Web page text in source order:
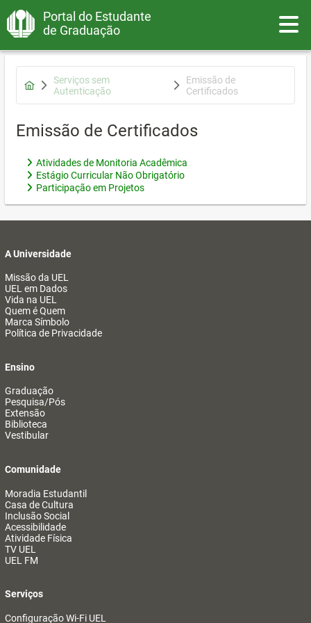
Portal do Estudante
de Graduação
Serviços sem
Autenticação
Emissão de
Certificados
Emissão de Certificados
Atividades de Monitoria Acadêmica
Estágio Curricular Não Obrigatório
Participação em Projetos
A Universidade
Missão da UEL
UEL em Dados
Vida na UEL
Quem é Quem
Marca Símbolo
Política de Privacidade
Ensino
Graduação
Pesquisa/Pós
Extensão
Biblioteca
Vestibular
Comunidade
Moradia Estudantil
Casa de Cultura
Inclusão Social
Acessibilidade
Atividade Física
TV UEL
UEL FM
Serviços
Configuração Wi-Fi UEL